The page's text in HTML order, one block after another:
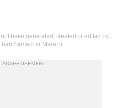
been generated, created or edited by
Samachar Marathi
ADVERTISEMENT